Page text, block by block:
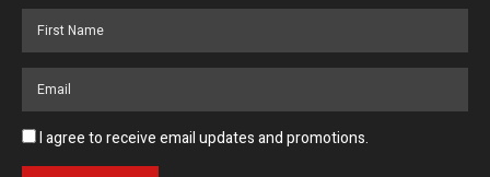
I agree to receive email updates and promotions.